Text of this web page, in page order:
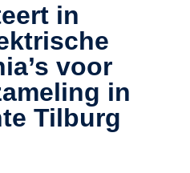
voor
in
Tilburg